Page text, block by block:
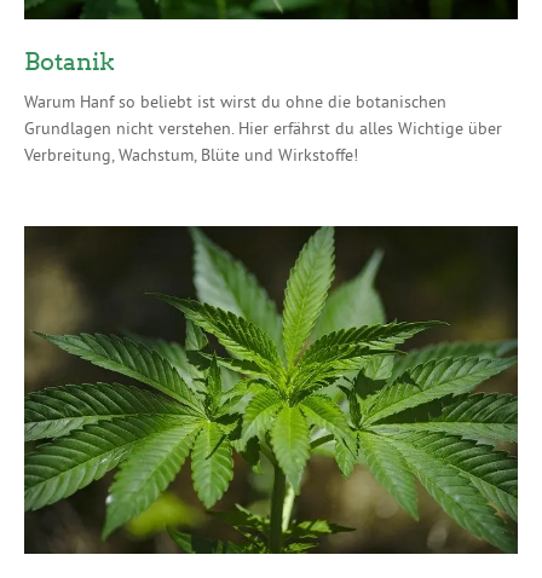
Botanik
Warum Hanf so beliebt ist wirst du ohne die botanischen
Grundlagen nicht verstehen. Hier erfährst du alles Wichtige über
Verbreitung, Wachstum, Blüte und Wirkstoffe!